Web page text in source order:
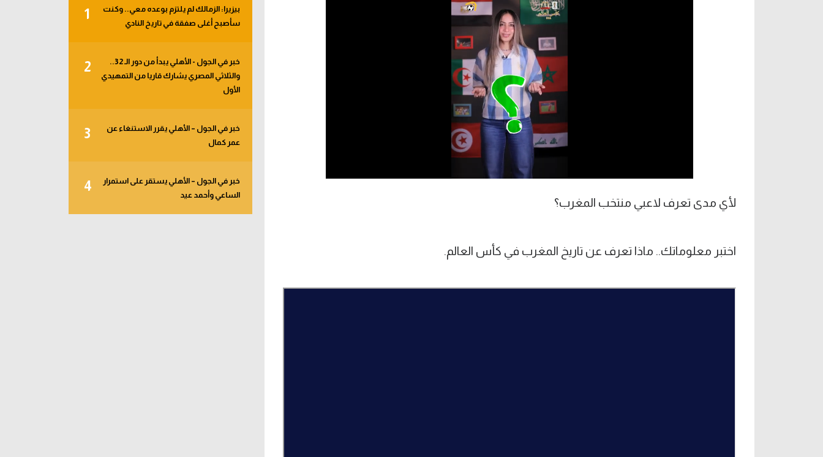
لأي مدى تعرف لاعبي منتخب المغرب؟
اختبر معلوماتك.. ماذا تعرف عن تاريخ المغرب في كأس العالم.
1
بيزيرا: الزمالك لم يلتزم بوعده معي.. وكنت
سأصبح أغلى صفقة في تاريخ النادي
2
خبر في الجول - الأهلي يبدأ من دور الـ 32..
والثلاثي المصري يشارك قاريا من التمهيدي
الأول
3
خبر في الجول – الأهلي يقرر الاستنغاء عن
عمر كمال
4
خبر في الجول – الأهلي يستقر على استمرار
الساعي وأحمد عيد